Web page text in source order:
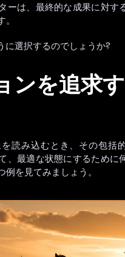
ーは、最終的な成果に対す
に選択するのでしょうか?
ンを追求
読み込むとき、その包括
、最適な状態にするために
を見てみましょう。